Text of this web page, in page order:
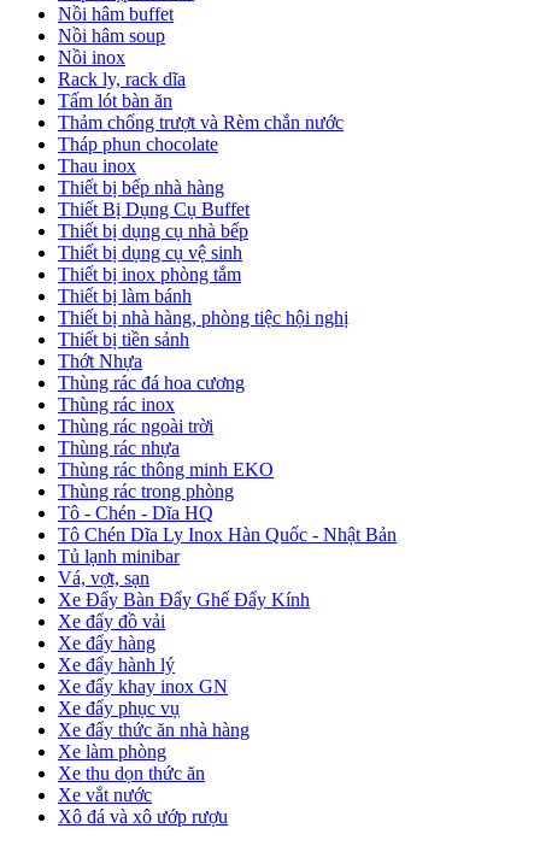
Nồi hâm buffet
Nồi hâm soup
Nồi inox
Rack ly, rack dĩa
Tấm lót bàn ăn
Thảm chống trượt và Rèm chắn nước
Tháp phun chocolate
Thau inox
Thiết bị bếp nhà hàng
Thiết Bị Dụng Cụ Buffet
Thiết bị dụng cụ nhà bếp
Thiết bị dụng cụ vệ sinh
Thiết bị inox phòng tắm
Thiết bị làm bánh
Thiết bị nhà hàng, phòng tiệc hội nghị
Thiết bị tiền sảnh
Thớt Nhựa
Thùng rác đá hoa cương
Thùng rác inox
Thùng rác ngoài trời
Thùng rác nhựa
Thùng rác thông minh EKO
Thùng rác trong phòng
Tô - Chén - Dĩa HQ
Tô Chén Dĩa Ly Inox Hàn Quốc - Nhật Bản
Tủ lạnh minibar
Vá, vợt, sạn
Xe Đẩy Bàn Đẩy Ghế Đẩy Kính
Xe đẩy đồ vải
Xe đẩy hàng
Xe đẩy hành lý
Xe đẩy khay inox GN
Xe đẩy phục vụ
Xe đẩy thức ăn nhà hàng
Xe làm phòng
Xe thu dọn thức ăn
Xe vắt nước
Xô đá và xô ướp rượu